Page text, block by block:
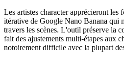
Les artistes character apprécieront les
itérative de Google Nano Banana qui
travers les scènes. L'outil préserve la
fait des ajustements multi-étapes aux
notoirement difficile avec la plupart